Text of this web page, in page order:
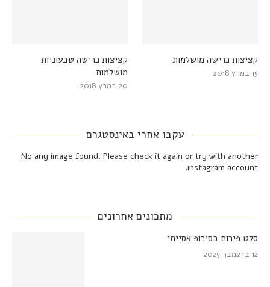
קציצות כרישה טבעוניות
מושלמות
20 במרץ 2018
קציצות כרישה מושלמות
15 במרץ 2018
עקבו אחרי באינסטגרם
No any image found. Please check it again or try with another
instagram account.
מתכונים אחרונים
סלט פירות בסירופ אסייתי
12 בדצמבר 2025